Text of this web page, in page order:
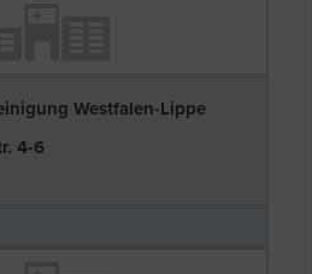
Westfalen-Lippe
4-6